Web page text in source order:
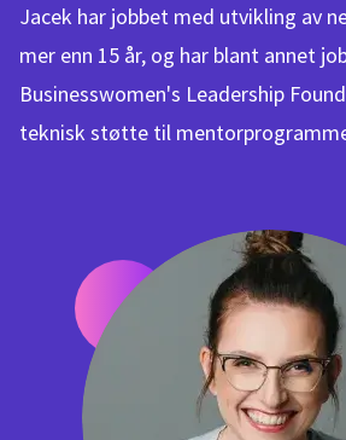
Jacek har jobbet med utvikling av
mer enn 15 år, og har blant annet
Businesswomen's Leadership
teknisk støtte til